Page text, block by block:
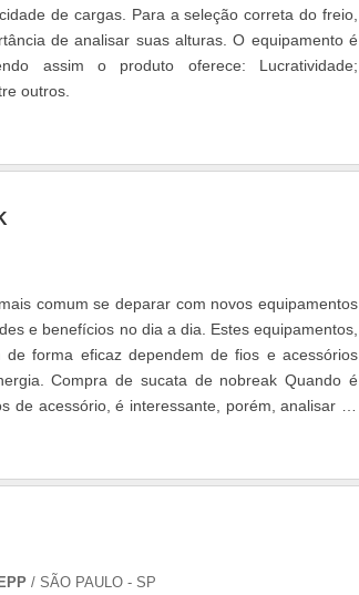
de cargas. Para a seleção correta do freio,
de analisar suas alturas. O equipamento é
o produto oferece: Lucratividade;
outros.
comum se deparar com novos equipamentos
e benefícios no dia a dia. Estes equipamentos,
forma eficaz dependem de fios e acessórios
Compra de sucata de nobreak Quando é
de acessório, é interessante, porém, analisar se
/ SÃO PAULO - SP